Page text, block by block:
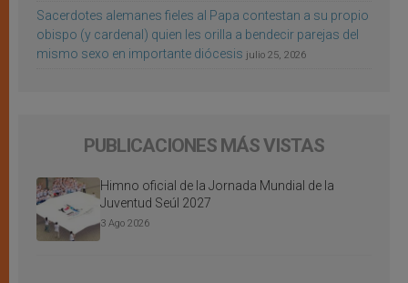
Sacerdotes alemanes fieles al Papa contestan a su propio
obispo (y cardenal) quien les orilla a bendecir parejas del
mismo sexo en importante diócesis julio 25, 2026
PUBLICACIONES MÁS VISTAS
Himno oficial de la Jornada Mundial de la
Juventud Seúl 2027
3 Ago 2026